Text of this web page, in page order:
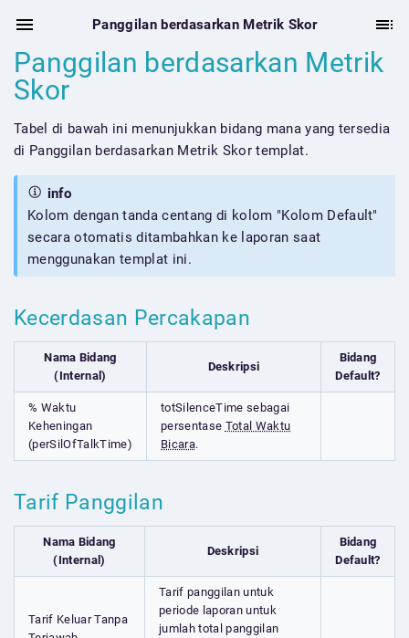
Panggilan berdasarkan Metrik Skor
Panggilan berdasarkan Metrik
Skor
Tabel di bawah ini menunjukkan bidang mana yang tersedia
di Panggilan berdasarkan Metrik Skor templat.
info
Kolom dengan tanda centang di kolom "Kolom Default"
secara otomatis ditambahkan ke laporan saat
menggunakan templat ini.
Kecerdasan Percakapan
Nama Bidang
(Internal)
Deskripsi
Bidang
Default?
% Waktu
Keheningan
(perSilOfTalkTime)
totSilenceTime sebagai
persentase Total Waktu
Bicara.
Tarif Panggilan
Nama Bidang
(Internal)
Deskripsi
Bidang
Default?
Tarif Keluar Tanpa
Tarif panggilan untuk
periode laporan untuk
jumlah total panggilan